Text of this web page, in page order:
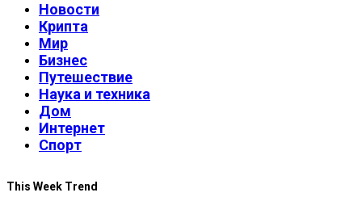
Новости
Крипта
Мир
Бизнес
Путешествие
Наука и техника
Дом
Интернет
Спорт
This Week Trend